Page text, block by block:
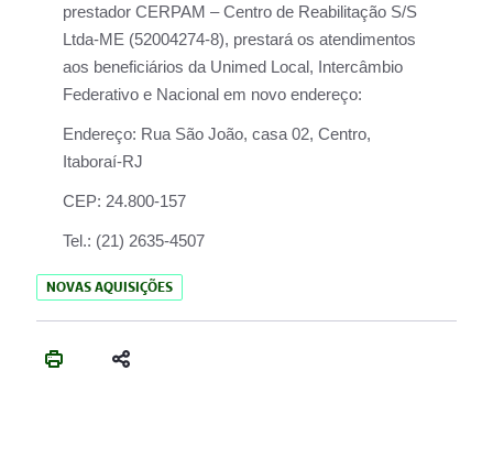
prestador CERPAM – Centro de Reabilitação S/S
Ltda-ME (52004274-8), prestará os atendimentos
aos beneficiários da Unimed Local, Intercâmbio
Federativo e Nacional em novo endereço:
Endereço: Rua São João, casa 02, Centro,
Itaboraí-RJ
CEP: 24.800-157
Tel.: (21) 2635-4507
NOVAS AQUISIÇÕES